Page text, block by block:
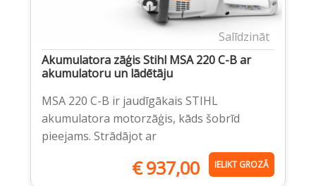
Salīdzināt
Akumulatora zāģis Stihl MSA 220 C-B ar
akumulatoru un lādētāju
MSA 220 C-B ir jaudīgākais STIHL
akumulatora motorzāģis, kāds šobrīd
pieejams. Strādājot ar
€937,00 IELIKT GROZĀ